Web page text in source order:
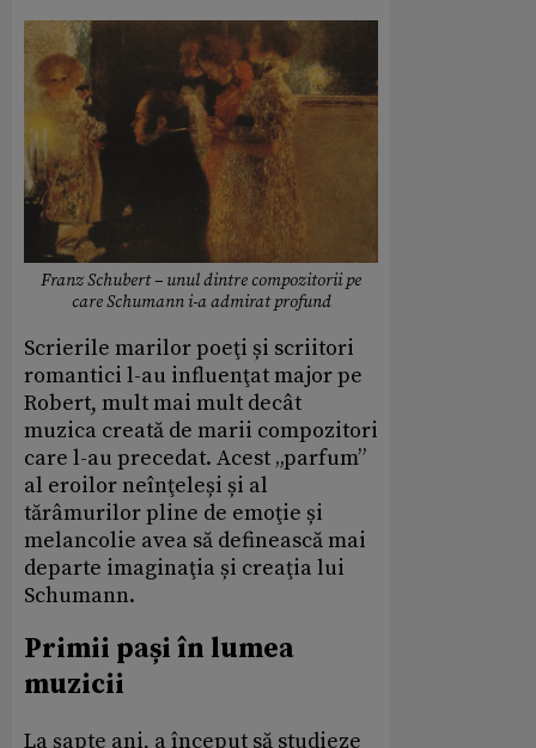
Franz Schubert – unul dintre compozitorii pe
care Schumann i-a admirat profund
Scrierile marilor poeţi și scriitori
romantici l-au influenţat major pe
Robert, mult mai mult decât
muzica creată de marii compozitori
care l-au precedat. Acest „parfum”
al eroilor neînţeleși și al
tărâmurilor pline de emoţie și
melancolie avea să definească mai
departe imaginaţia și creaţia lui
Schumann.
Primii pași în lumea
muzicii
La șapte ani, a început să studieze